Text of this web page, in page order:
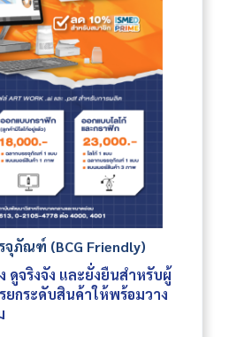
จุภัณฑ์ (BCG Friendly)
ดูจริงจัง และยั่งยืนสำหรับผู้
ยกระดับสินค้าให้พร้อมวาง